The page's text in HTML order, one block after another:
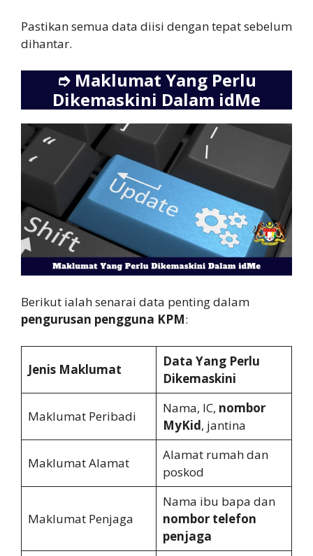
Pastikan semua data diisi dengan tepat sebelum
dihantar.
➮ Maklumat Yang Perlu
Dikemaskini Dalam idMe
Berikut ialah senarai data penting dalam
pengurusan pengguna KPM:
Jenis Maklumat
Data Yang Perlu
Dikemaskini
Maklumat Peribadi
Nama, IC, nombor
MyKid, jantina
Maklumat Alamat
Alamat rumah dan
poskod
Maklumat Penjaga
Nama ibu bapa dan
nombor telefon
penjaga